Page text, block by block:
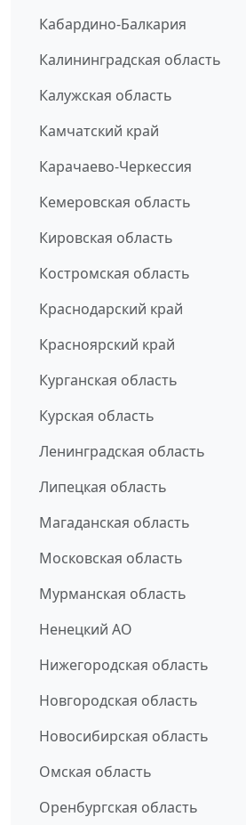
Кабардино-Балкария
Калининградская область
Калужская область
Камчатский край
Карачаево-Черкессия
Кемеровская область
Кировская область
Костромская область
Краснодарский край
Красноярский край
Курганская область
Курская область
Ленинградская область
Липецкая область
Магаданская область
Московская область
Мурманская область
Ненецкий АО
Нижегородская область
Новгородская область
Новосибирская область
Омская область
Оренбургская область